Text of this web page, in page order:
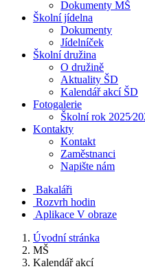
Dokumenty MŠ
Školní jídelna
Dokumenty
Jídelníček
Školní družina
O družině
Aktuality ŠD
Kalendář akcí ŠD
Fotogalerie
Školní rok
Kontakty
Kontakt
Zaměstnanci
Napište nám
Bakaláři
Rozvrh hodin
Aplikace V obraze
Úvodní stránka
MŠ
Kalendář akcí